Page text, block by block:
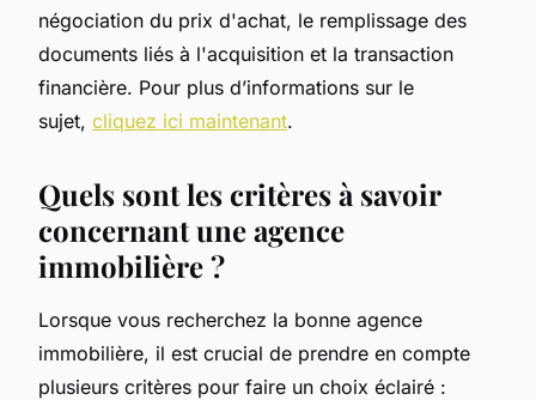
négociation du prix d'achat, le remplissage des
documents liés à l'acquisition et la transaction
financière. Pour plus d’informations sur le
sujet, cliquez ici maintenant.
Quels sont les critères à savoir
concernant une agence
immobilière ?
Lorsque vous recherchez la bonne agence
immobilière, il est crucial de prendre en compte
plusieurs critères pour faire un choix éclairé :